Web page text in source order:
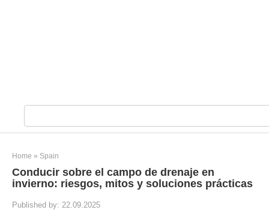
e
a
h
:
Home » Spain
Conducir sobre el campo de drenaje en
invierno: riesgos, mitos y soluciones prácticas
Published by: 22.09.2025